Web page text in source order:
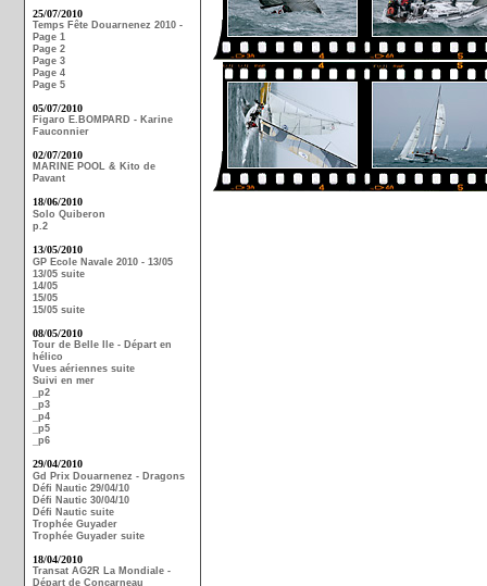
25/07/2010
Temps Fête Douarnenez 2010 -
Page 1
Page 2
Page 3
Page 4
Page 5
05/07/2010
Figaro E.BOMPARD - Karine
Fauconnier
02/07/2010
MARINE POOL & Kito de
Pavant
18/06/2010
Solo Quiberon
p.2
13/05/2010
GP Ecole Navale 2010 - 13/05
13/05 suite
14/05
15/05
15/05 suite
08/05/2010
Tour de Belle Ile - Départ en
hélico
Vues aériennes suite
Suivi en mer
_p2
_p3
_p4
_p5
_p6
29/04/2010
Gd Prix Douarnenez - Dragons
Défi Nautic 29/04/10
Défi Nautic 30/04/10
Défi Nautic suite
Trophée Guyader
Trophée Guyader suite
18/04/2010
Transat AG2R La Mondiale -
Départ de Concarneau